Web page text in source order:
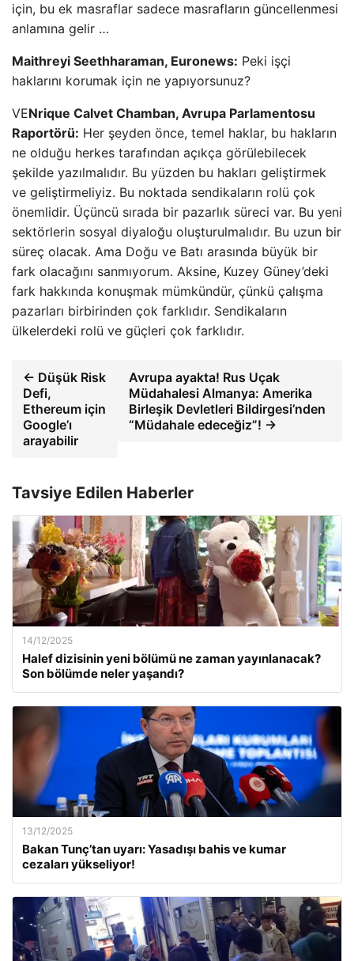
için, bu ek masraflar sadece masrafların güncellenmesi
anlamına gelir …
Maithreyi Seethharaman, Euronews: Peki işçi
haklarını korumak için ne yapıyorsunuz?
VENrique Calvet Chamban, Avrupa Parlamentosu
Raportörü: Her şeyden önce, temel haklar, bu hakların
ne olduğu herkes tarafından açıkça görülebilecek
şekilde yazılmalıdır. Bu yüzden bu hakları geliştirmek
ve geliştirmeliyiz. Bu noktada sendikaların rolü çok
önemlidir. Üçüncü sırada bir pazarlık süreci var. Bu yeni
sektörlerin sosyal diyaloğu oluşturulmalıdır. Bu uzun bir
süreç olacak. Ama Doğu ve Batı arasında büyük bir
fark olacağını sanmıyorum. Aksine, Kuzey Güney’deki
fark hakkında konuşmak mümkündür, çünkü çalışma
pazarları birbirinden çok farklıdır. Sendikaların
ülkelerdeki rolü ve güçleri çok farklıdır.
← Düşük Risk
Defi,
Ethereum için
Google’ı
arayabilir
Avrupa ayakta! Rus Uçak
Müdahalesi Almanya: Amerika
Birleşik Devletleri Bildirgesi’nden
“Müdahale edeceğiz”! →
Tavsiye Edilen Haberler
14/12/2025
Halef dizisinin yeni bölümü ne zaman yayınlanacak?
Son bölümde neler yaşandı?
13/12/2025
Bakan Tunç’tan uyarı: Yasadışı bahis ve kumar
cezaları yükseliyor!